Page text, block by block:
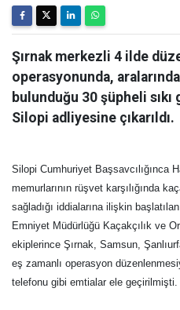
Şırnak merkezli 4 ilde
operasyonunda,
bulunduğu 30 şüpheli
Silopi adliyesine çıkarıldı.
Silopi Cumhuriyet Başsavcılığınca
memurlarının rüşvet karşılığında
sağladığı iddialarına ilişkin
Emniyet Müdürlüğü Kaçakçılık ve
ekiplerince Şırnak, Samsun,
eş zamanlı operasyon
telefonu gibi emtialar ele geçirilmişti.